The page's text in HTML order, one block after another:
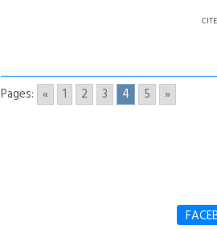
Pages: « 1 2 3 4 5 »